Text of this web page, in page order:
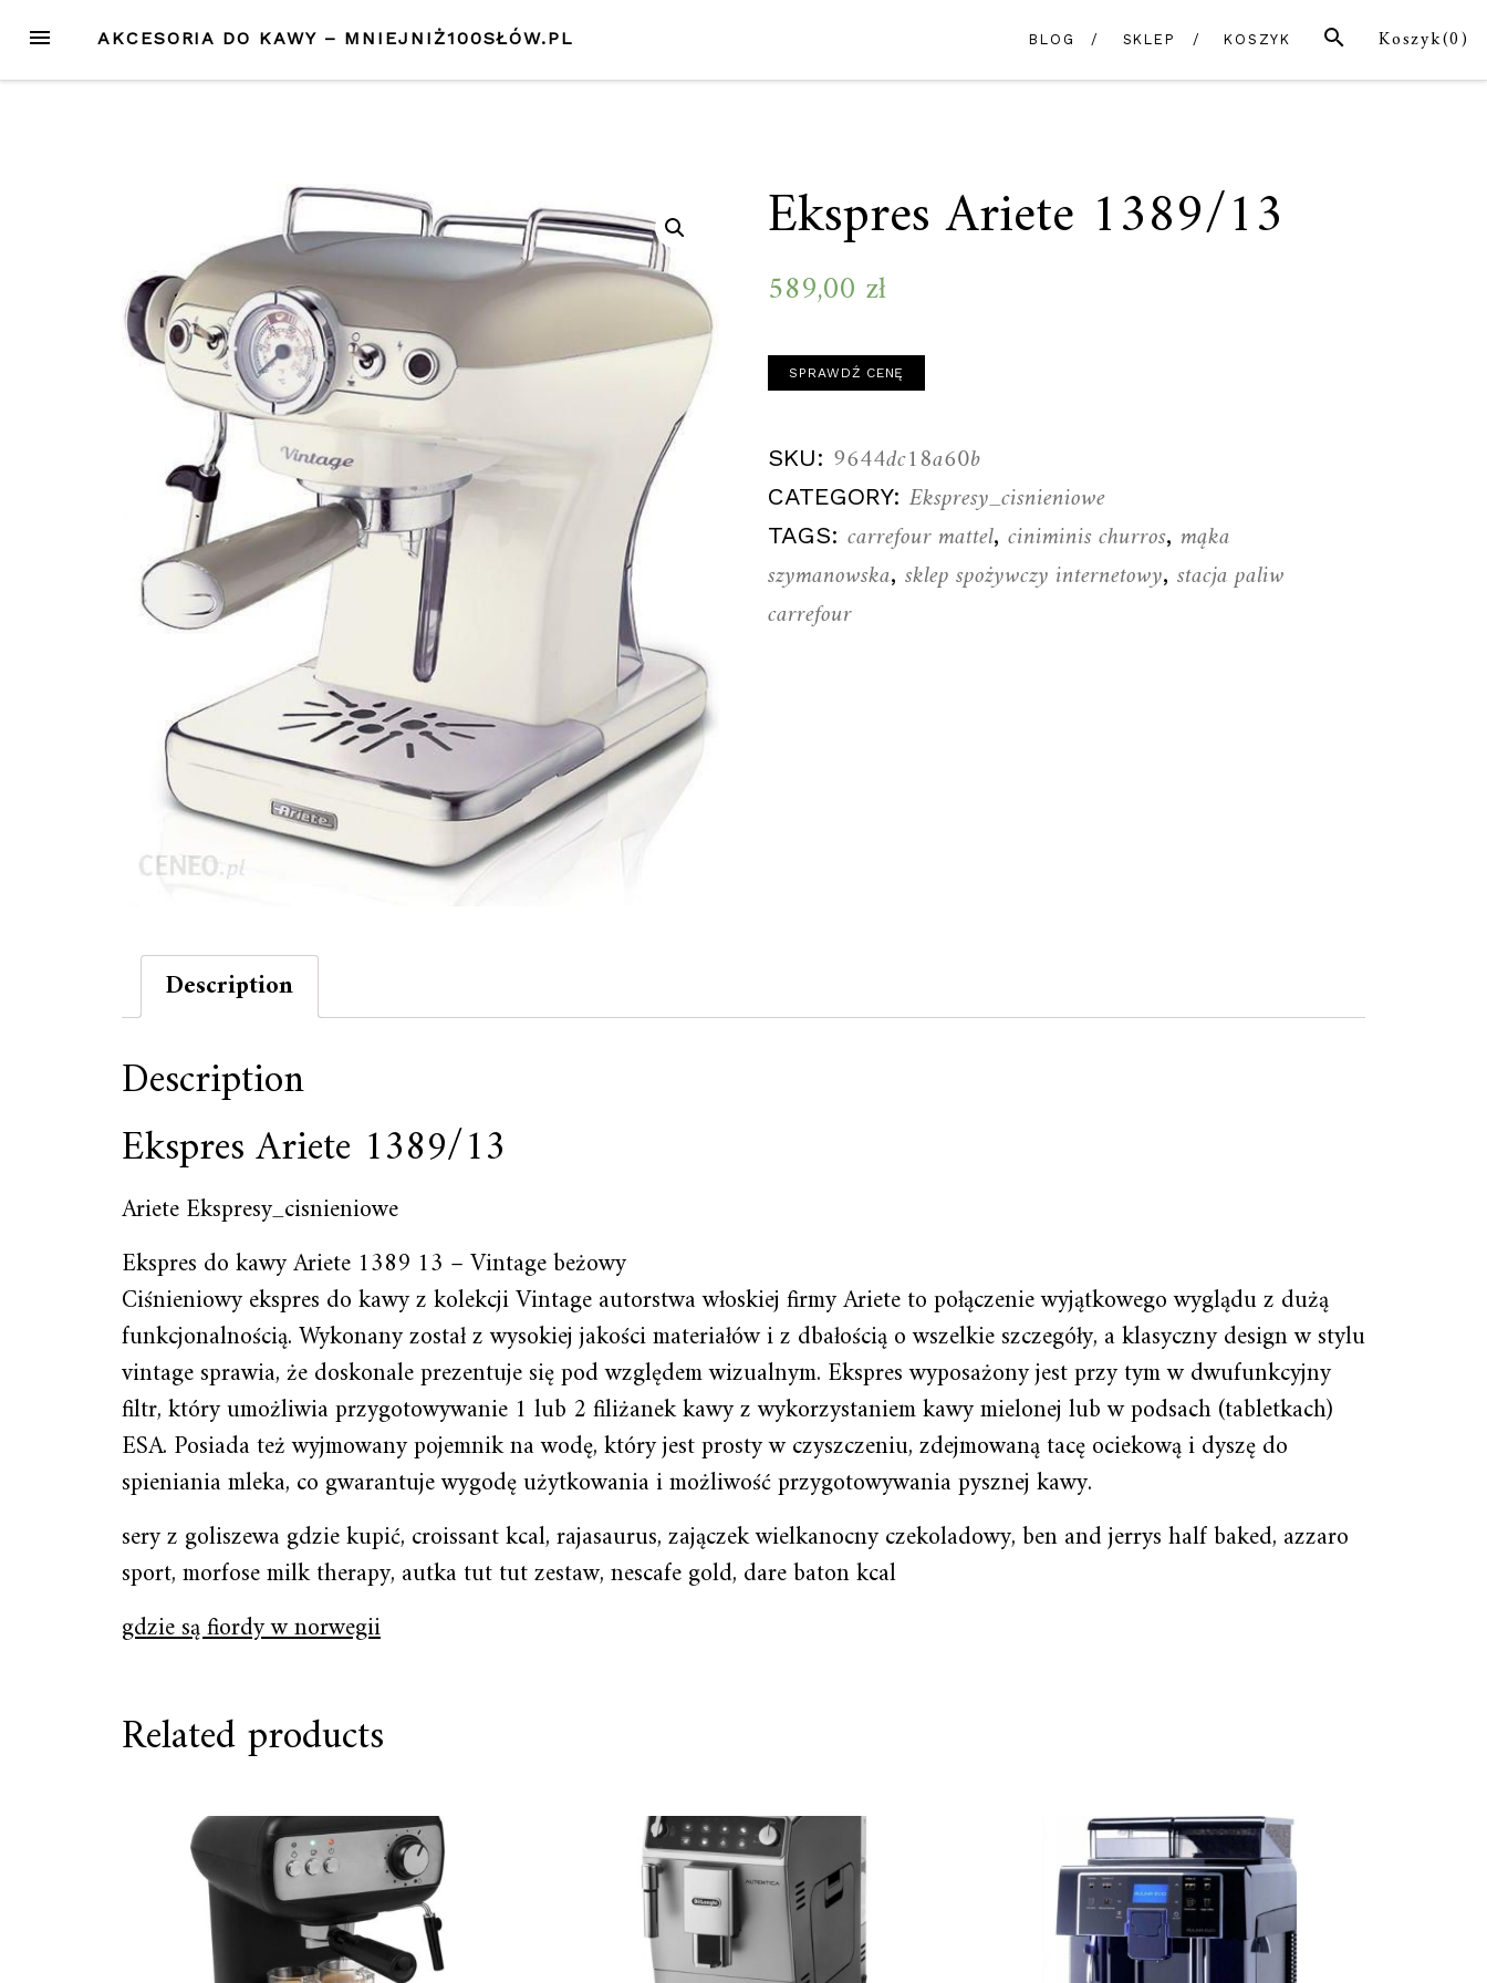
treści
MENU Koszyk(0)
SZUKAJ
AKCESORIA DO KAWY – MNIEJNIŻ100SŁÓW.PL BLOG SKLEP KOSZYK
Ekspres Ariete 1389/13
589,00 zł
SPRAWDŹ CENĘ
SKU: 9644dc18a60b
CATEGORY:Ekspresy_cisnieniowe
TAGS:carrefour mattel,ciniminis churros,mąka
szymanowska,sklep spożywczy internetowy,stacja paliw
carrefour
Description
Description
Ekspres Ariete 1389/13
Ariete Ekspresy_cisnieniowe
Ekspres do kawy Ariete 1389 13 – Vintage beżowy
Ciśnieniowy ekspres do kawy z kolekcji Vintage autorstwa włoskiej firmy Ariete to połączenie wyjątkowego wyglądu z dużą
funkcjonalnością. Wykonany został z wysokiej jakości materiałów i z dbałością o wszelkie szczegóły, a klasyczny design w stylu
vintage sprawia, że doskonale prezentuje się pod względem wizualnym. Ekspres wyposażony jest przy tym w dwufunkcyjny
filtr, który umożliwia przygotowywanie 1 lub 2 filiżanek kawy z wykorzystaniem kawy mielonej lub w podsach (tabletkach)
ESA. Posiada też wyjmowany pojemnik na wodę, który jest prosty w czyszczeniu, zdejmowaną tacę ociekową i dyszę do
spieniania mleka, co gwarantuje wygodę użytkowania i możliwość przygotowywania pysznej kawy.
sery z goliszewa gdzie kupić, croissant kcal, rajasaurus, zajączek wielkanocny czekoladowy, ben and jerrys half baked, azzaro
sport, morfose milk therapy, autka tut tut zestaw, nescafe gold, dare baton kcal
gdzie są fiordy w norwegii
Related products